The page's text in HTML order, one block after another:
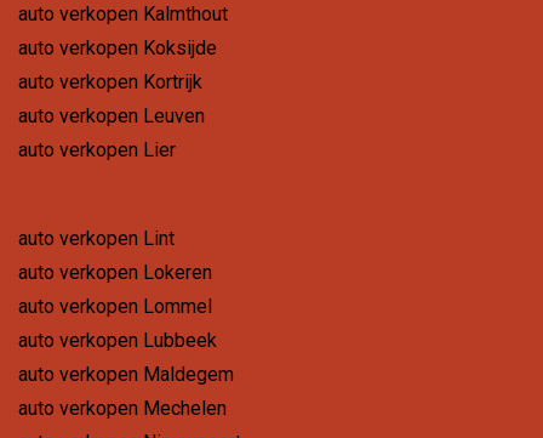
auto verkopen Kalmthout
auto verkopen Koksijde
auto verkopen Kortrijk
auto verkopen Leuven
auto verkopen Lier
auto verkopen Lint
auto verkopen Lokeren
auto verkopen Lommel
auto verkopen Lubbeek
auto verkopen Maldegem
auto verkopen Mechelen